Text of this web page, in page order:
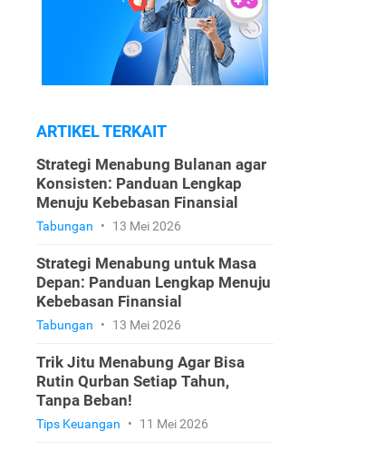
ARTIKEL TERKAIT
Strategi Menabung Bulanan agar
Konsisten: Panduan Lengkap
Menuju Kebebasan Finansial
Tabungan • 13 Mei 2026
Strategi Menabung untuk Masa
Depan: Panduan Lengkap Menuju
Kebebasan Finansial
Tabungan • 13 Mei 2026
Trik Jitu Menabung Agar Bisa
Rutin Qurban Setiap Tahun,
Tanpa Beban!
Tips Keuangan • 11 Mei 2026